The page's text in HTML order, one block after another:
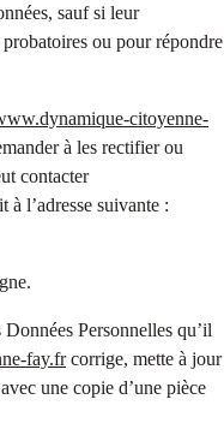
sauf si leur
probatoires ou pour répondre
citoyenne-
à les rectifier ou
contacter
à l’adresse suivante :
Personnelles qu’il
fay.frcorrige, mette à jour
une copie d’une pièce